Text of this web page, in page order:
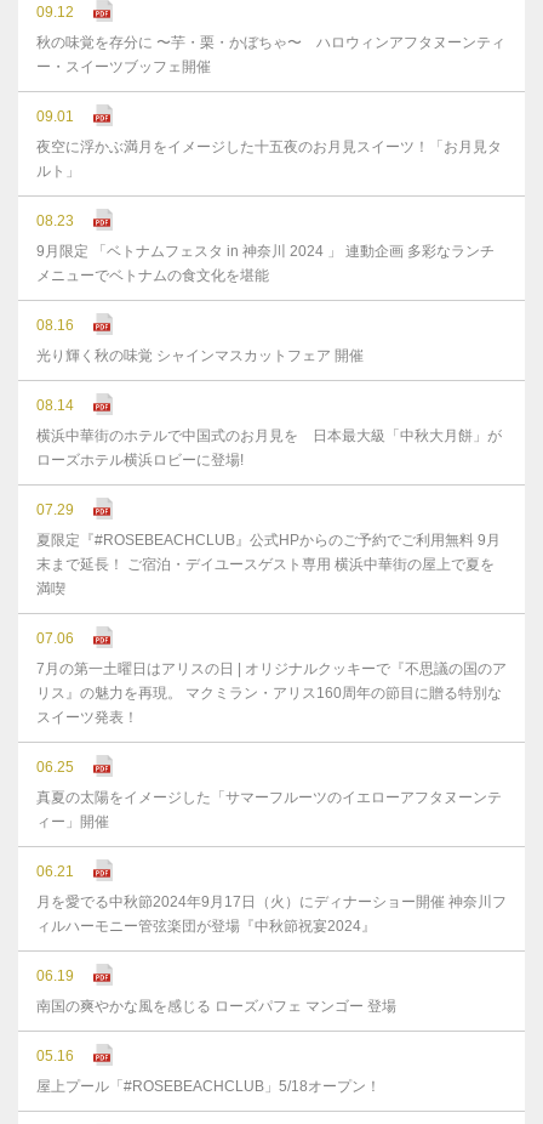
09.12
秋の味覚を存分に 〜芋・栗・かぼちゃ〜 ハロウィンアフタヌーンティ
ー・スイーツブッフェ開催
09.01
夜空に浮かぶ満月をイメージした十五夜のお月見スイーツ！「お月見タ
ルト」
08.23
9月限定 「ベトナムフェスタ in 神奈川 2024 」 連動企画 多彩なランチ
メニューでベトナムの食文化を堪能
08.16
光り輝く秋の味覚 シャインマスカットフェア 開催
08.14
横浜中華街のホテルで中国式のお月見を 日本最大級「中秋大月餅」が
ローズホテル横浜ロビーに登場!
07.29
夏限定『#ROSEBEACHCLUB』公式HPからのご予約でご利用無料 9月
末まで延⻑！ ご宿泊・デイユースゲスト専用 横浜中華街の屋上で夏を
満喫
07.06
7月の第一土曜日はアリスの日 | オリジナルクッキーで『不思議の国のア
リス』の魅力を再現。 マクミラン・アリス160周年の節目に贈る特別な
スイーツ発表！
06.25
真夏の太陽をイメージした「サマーフルーツのイエローアフタヌーンテ
ィー」開催
06.21
月を愛でる中秋節2024年9月17日（火）にディナーショー開催 神奈川フ
ィルハーモニー管弦楽団が登場『中秋節祝宴2024』
06.19
南国の爽やかな風を感じる ローズパフェ マンゴー 登場
05.16
屋上プール「#ROSEBEACHCLUB」5/18オープン！